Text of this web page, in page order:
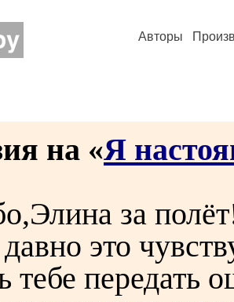
Авторы
на «Я
за
давно это
тебе передать